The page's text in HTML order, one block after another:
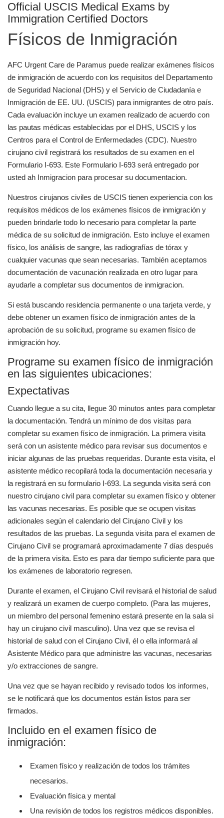
Official USCIS Medical Exams by
Immigration Certified Doctors
Físicos de Inmigración
AFC Urgent Care de Paramus puede realizar exámenes físicos
de inmigración de acuerdo con los requisitos del Departamento
de Seguridad Nacional (DHS) y el Servicio de Ciudadanía e
Inmigración de EE. UU. (USCIS) para inmigrantes de otro país.
Cada evaluación incluye un examen realizado de acuerdo con
las pautas médicas establecidas por el DHS, USCIS y los
Centros para el Control de Enfermedades (CDC). Nuestro
cirujano civil registrará los resultados de su examen en el
Formulario I-693. Este Formulario I-693 será entregado por
usted ah Inmigracion para procesar su documentacion.
Nuestros cirujanos civiles de USCIS tienen experiencia con los
requisitos médicos de los exámenes físicos de inmigración y
pueden brindarle todo lo necesario para completar la parte
médica de su solicitud de inmigración. Esto incluye el examen
físico, los análisis de sangre, las radiografías de tórax y
cualquier vacunas que sean necesarias. También aceptamos
documentación de vacunación realizada en otro lugar para
ayudarle a completar sus documentos de inmigracion.
Si está buscando residencia permanente o una tarjeta verde, y
debe obtener un examen físico de inmigración antes de la
aprobación de su solicitud, programe su examen físico de
inmigración hoy.
Programe su examen físico de inmigración
en las siguientes ubicaciones:
Expectativas
Cuando llegue a su cita, llegue 30 minutos antes para completar
la documentación. Tendrá un mínimo de dos visitas para
completar su examen físico de inmigración. La primera visita
será con un asistente médico para revisar sus documentos e
iniciar algunas de las pruebas requeridas. Durante esta visita, el
asistente médico recopilará toda la documentación necesaria y
la registrará en su formulario I-693. La segunda visita será con
nuestro cirujano civil para completar su examen físico y obtener
las vacunas necesarias. Es posible que se ocupen visitas
adicionales según el calendario del Cirujano Civil y los
resultados de las pruebas. La segunda visita para el examen de
Cirujano Civil se programará aproximadamente 7 días después
de la primera visita. Esto es para dar tiempo suficiente para que
los exámenes de laboratorio regresen.
Durante el examen, el Cirujano Civil revisará el historial de salud
y realizará un examen de cuerpo completo. (Para las mujeres,
un miembro del personal femenino estará presente en la sala si
hay un cirujano civil masculino). Una vez que se revisa el
historial de salud con el Cirujano Civil, él o ella informará al
Asistente Médico para que administre las vacunas, necesarias
y/o extracciones de sangre.
Una vez que se hayan recibido y revisado todos los informes,
se le notificará que los documentos están listos para ser
firmados.
Incluido en el examen físico de
inmigración:
Examen físico y realización de todos los trámites
necesarios.
Evaluación física y mental
Una revisión de todos los registros médicos disponibles.